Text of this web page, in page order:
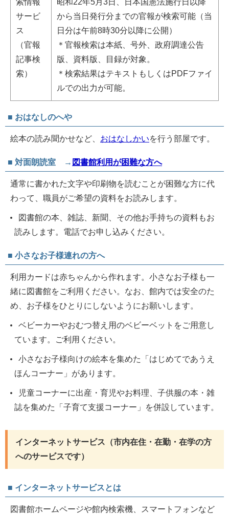
サービ
ス
（官報
記事検
索）
から当日発行分までの官報が検索可能（当
日分は午前8時30分以降に公開）
＊官報検索は本紙、号外、政府調達公告
版、資料版、目録が対象。
＊検索結果はテキストもしくはPDFファイ
ルでの出力が可能。
■ おはなしのへや
絵本の読み聞かせなど、 おはなしかいを行う部屋です。
■ 対面朗読室 → 図書館利用が困難な方へ
通常に書かれた文字や印刷物を読むことが困難な方に代
わって、職員がご希望の資料をお読みします。
図書館の本、雑誌、新聞、その他お手持ちの資料もお
読みします。電話でお申し込みください。
■ 小さなお子様連れの方へ
利用カードは赤ちゃんから作れます。小さなお子様も一
緒に図書館をご利用ください。なお、館内では安全のた
め、お子様をひとりにしないようにお願いします。
ベビーカーやおむつ替え用のベビーベットをご用意し
ています。ご利用ください。
小さなお子様向けの絵本を集めた「はじめてであうえ
ほんコーナー」があります。
児童コーナーに出産・育児やお料理、子供服の本・雑
誌を集めた「子育て支援コーナー」を併設しています。
インターネットサービス（市内在住・在勤・在学の方
へのサービスです）
■ インターネットサービスとは
図書館ホームページや館内検索機、スマートフォンなど